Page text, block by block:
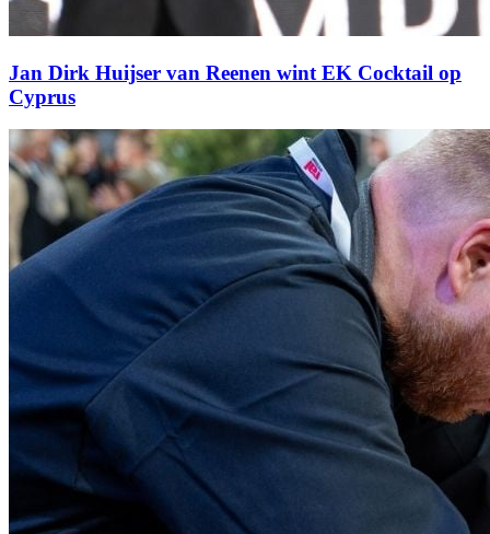
Jan Dirk Huijser van Reenen wint EK Cocktail op
Cyprus